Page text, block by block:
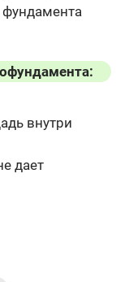
внутри
дает